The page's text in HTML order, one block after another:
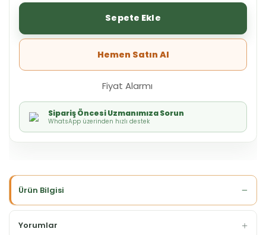
Sepete Ekle
Hemen Satın Al
Fiyat Alarmı
Sipariş Öncesi Uzmanımıza Sorun
WhatsApp üzerinden hızlı destek
Ürün Bilgisi
Yorumlar